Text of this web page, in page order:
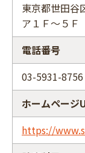
東京都世田谷
ア１Ｆ～５Ｆ
電話番号
03-5931-8756
ホームページ
https://